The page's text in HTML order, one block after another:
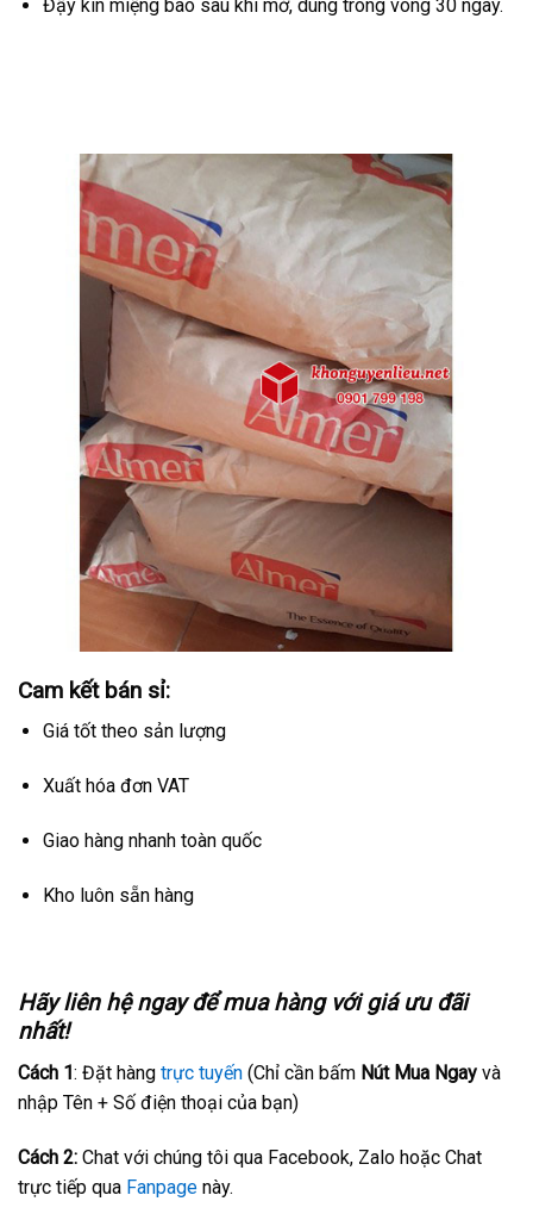
Đậy kín miệng bao sau khi mở, dùng trong vòng 30 ngày.
Cam kết bán sỉ:
Giá tốt theo sản lượng
Xuất hóa đơn VAT
Giao hàng nhanh toàn quốc
Kho luôn sẵn hàng
Hãy liên hệ ngay để mua hàng với giá ưu đãi
nhất!
Cách 1: Đặt hàng trực tuyến (Chỉ cần bấm Nút Mua Ngay và
nhập Tên + Số điện thoại của bạn)
Cách 2: Chat với chúng tôi qua Facebook, Zalo hoặc Chat
trực tiếp qua Fanpage này.